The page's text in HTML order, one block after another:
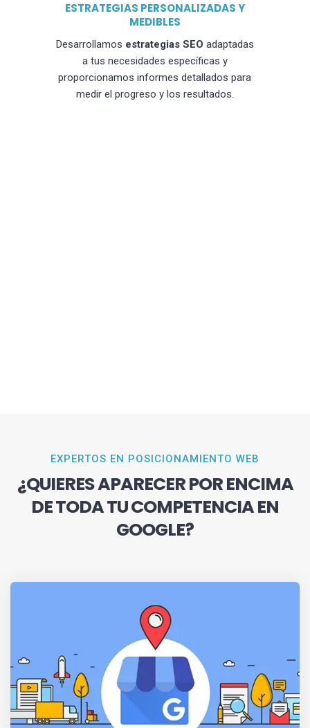
ESTRATEGIAS PERSONALIZADAS Y
MEDIBLES
Desarrollamos estrategias SEO adaptadas
a tus necesidades específicas y
proporcionamos informes detallados para
medir el progreso y los resultados.
EXPERTOS EN POSICIONAMIENTO WEB
¿QUIERES APARECER POR ENCIMA
DE TODA TU COMPETENCIA EN
GOOGLE?